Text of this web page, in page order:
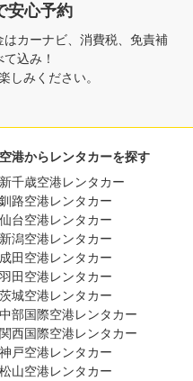
安心予約
はカーナビ、消費税、免責補
込み！
しみください。
空港からレンタカーを探す
新千歳空港レンタカー
釧路空港レンタカー
仙台空港レンタカー
新潟空港レンタカー
成田空港レンタカー
羽田空港レンタカー
茨城空港レンタカー
中部国際空港レンタカー
関西国際空港レンタカー
神戸空港レンタカー
松山空港レンタカー